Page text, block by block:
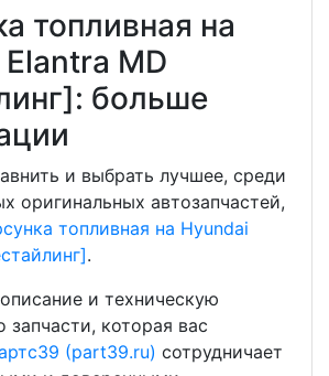
топливная на
MD
больше
и выбрать лучшее, среди
оригинальных автозапчастей,
топливная на Hyundai
.
и техническую
которая вас
(part39.ru) сотрудничает